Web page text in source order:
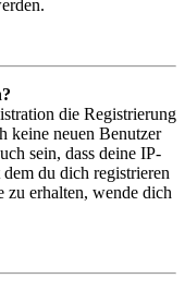
die Registrierung
keine neuen Benutzer
sein, dass deine IP-
du dich registrieren
erhalten, wende dich